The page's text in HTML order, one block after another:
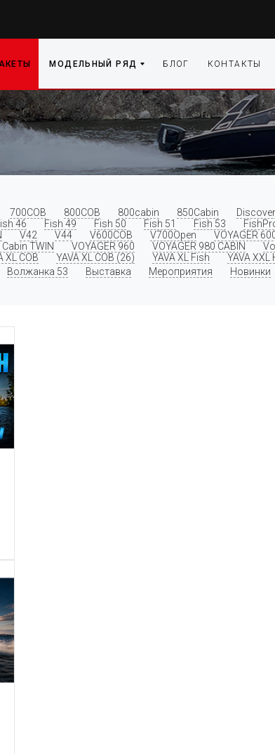
МОДЕЛЬНЫЙ РЯД БЛОГ КОНТАКТЫ
700COB 800COB 800cabin 850Cabin
46 Fish 49 Fish 50 Fish 51 Fish 53
V42 V44 V600COB V700Open VOYAGER
TWIN VOYAGER 960 VOYAGER 980 CABIN
XL COB YAVA XL COB (26) YAVA XL Fish YAVA XXL
Волжанка 53 Выставка Мероприятия Новинки